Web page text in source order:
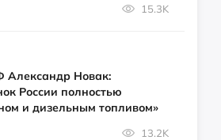
15.3K
Александр Новак:
России полностью
и дизельным топливом»
13.2K